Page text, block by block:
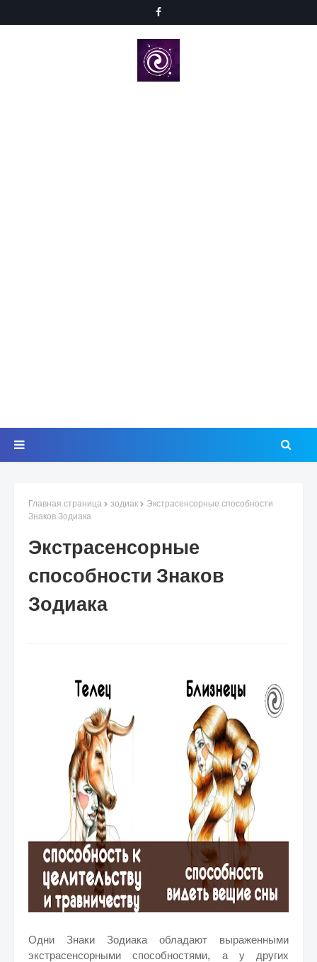
Главная страница зодиак
Экстрасенсорные способности
Знаков Зодиака
Экстрасенсорные
способности Знаков
Зодиака
Одни Знаки Зодиака обладают выраженными
экстрасенсорными способностями, а у других